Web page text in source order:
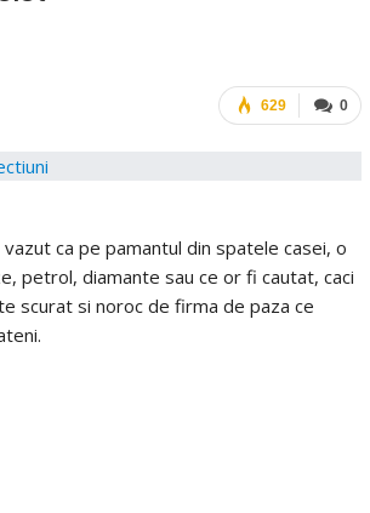
0
629
ca pe pamantul din spatele casei, o
petrol, diamante sau ce or fi cautat, caci
scurat si noroc de firma de paza ce